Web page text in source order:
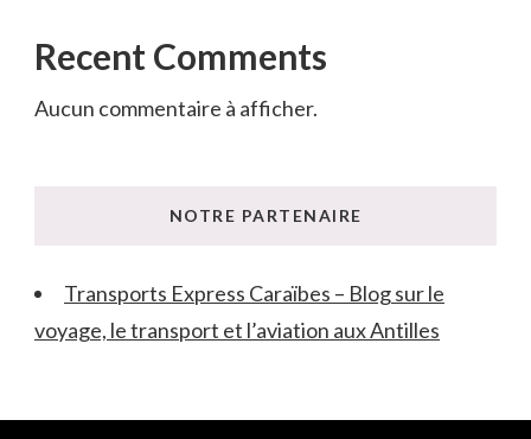
Recent Comments
Aucun commentaire à afficher.
NOTRE PARTENAIRE
Transports Express Caraïbes – Blog sur le
voyage, le transport et l’aviation aux Antilles